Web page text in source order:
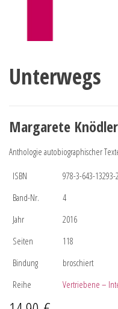
Unterwegs
Margarete
Anthologie autobiographischer
ISBN
978-3-643-13293-2
Band-Nr.
4
Jahr
2016
Seiten
118
Bindung
broschiert
Reihe
Vertriebene –